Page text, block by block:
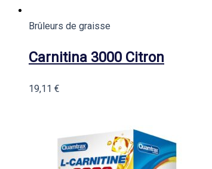
Brûleurs de graisse
Carnitina 3000 Citron
19,11 €